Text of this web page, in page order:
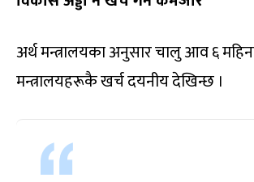
अर्थ मन्त्रालयका अनुसार चालु आव ६
मन्त्रालयहरूकै खर्च दयनीय देखिन्छ ।